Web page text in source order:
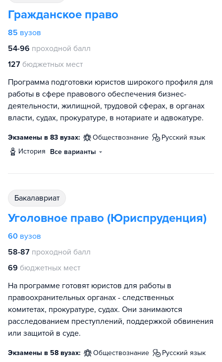
Гражданское право
85 вузов
54-96 проходной балл
127 бюджетных мест
Программа подготовки юристов широкого профиля для
работы в сфере правового обеспечения бизнес-
деятельности, жилищной, трудовой сферах, в органах
власти, судах, прокуратуре, в нотариате и адвокатуре.
Экзамены в 83 вузах: обществознание
русский язык
история
Все варианты
бакалавриат
Уголовное право (Юриспруденция)
60 вузов
58-87 проходной балл
69 бюджетных мест
На программе готовят юристов для работы в
правоохранительных органах - следственных
комитетах, прокуратуре, судах. Они занимаются
расследованием преступлений, поддержкой обвинения
или защитой в суде.
Экзамены в 58 вузах: обществознание
русский язык